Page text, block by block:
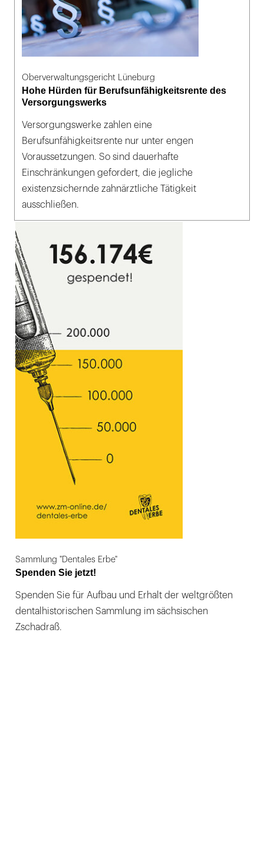
Oberverwaltungsgericht Lüneburg
Hohe Hürden für Berufsunfähigkeitsrente des
Versorgungswerks
Versorgungswerke zahlen eine
Berufsunfähigkeitsrente nur unter engen
Voraussetzungen. So sind dauerhafte
Einschränkungen gefordert, die jegliche
existenzsichernde zahnärztliche Tätigkeit
ausschließen.
Sammlung "Dentales Erbe"
Spenden Sie jetzt!
Spenden Sie für Aufbau und Erhalt der weltgrößten
dentalhistorischen Sammlung im sächsischen
Zschadraß.